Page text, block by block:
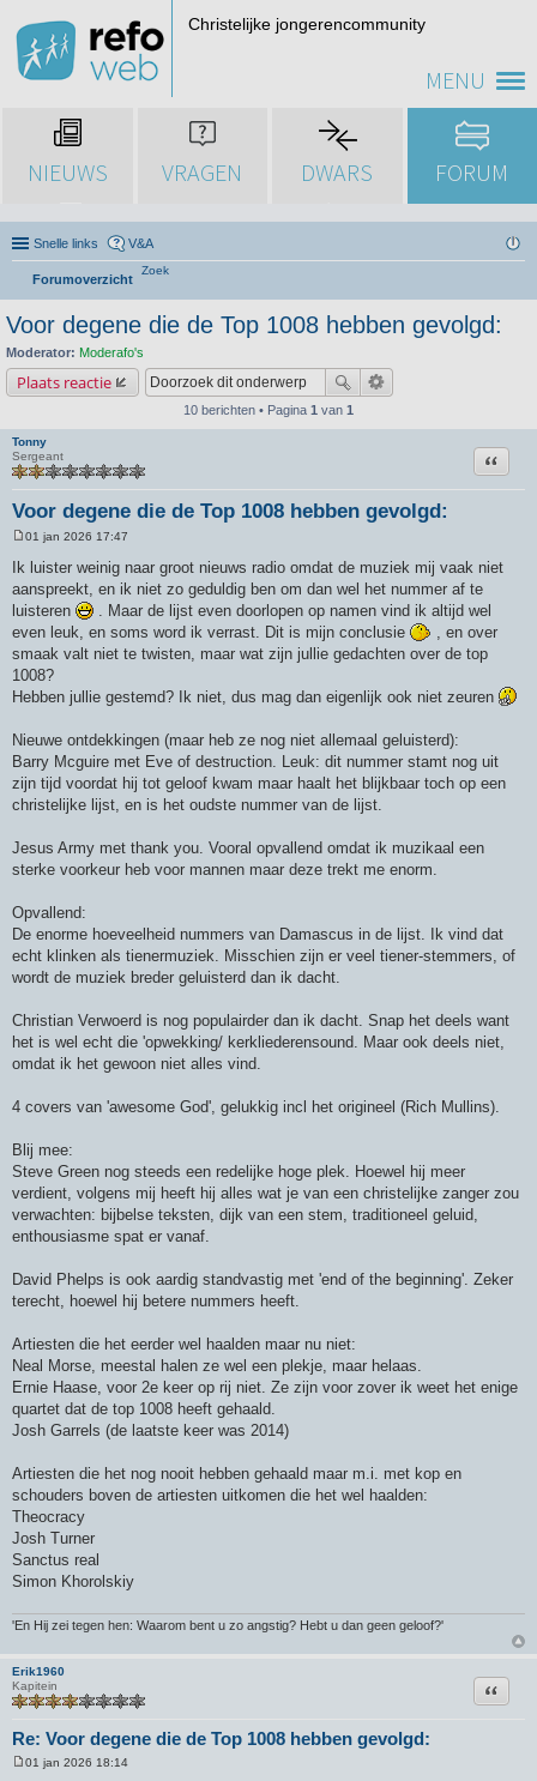
MENU
Christelijke jongerencommunity
NIEUWS VRAGEN DWARS FORUM
Snelle links V&A
Forumoverzicht
Zoek
Voor degene die de Top 1008 hebben gevolgd:
Moderator: Moderafo's
Plaats reactie
10 berichten • Pagina 1 van 1
Tonny
Sergeant
Voor degene die de Top 1008 hebben gevolgd:
Citeer
e
i
c
h
t
01 jan 2026 17:47
Ik luister weinig naar groot nieuws radio omdat de muziek mij vaak niet
aanspreekt, en ik niet zo geduldig ben om dan wel het nummer af te
luisteren
. Maar de lijst even doorlopen op namen vind ik altijd wel
even leuk, en soms word ik verrast. Dit is mijn conclusie
, en over
smaak valt niet te twisten, maar wat zijn jullie gedachten over de top
1008?
Hebben jullie gestemd? Ik niet, dus mag dan eigenlijk ook niet zeuren
Nieuwe ontdekkingen (maar heb ze nog niet allemaal geluisterd):
Barry Mcguire met Eve of destruction. Leuk: dit nummer stamt nog uit
zijn tijd voordat hij tot geloof kwam maar haalt het blijkbaar toch op een
christelijke lijst, en is het oudste nummer van de lijst.
Jesus Army met thank you. Vooral opvallend omdat ik muzikaal een
sterke voorkeur heb voor mannen maar deze trekt me enorm.
Opvallend:
De enorme hoeveelheid nummers van Damascus in de lijst. Ik vind dat
echt klinken als tienermuziek. Misschien zijn er veel tiener-stemmers, of
wordt de muziek breder geluisterd dan ik dacht.
Christian Verwoerd is nog populairder dan ik dacht. Snap het deels want
het is wel echt die 'opwekking/ kerkliederensound. Maar ook deels niet,
omdat ik het gewoon niet alles vind.
4 covers van 'awesome God', gelukkig incl het origineel (Rich Mullins).
Blij mee:
Steve Green nog steeds een redelijke hoge plek. Hoewel hij meer
verdient, volgens mij heeft hij alles wat je van een christelijke zanger zou
verwachten: bijbelse teksten, dijk van een stem, traditioneel geluid,
enthousiasme spat er vanaf.
David Phelps is ook aardig standvastig met 'end of the beginning'. Zeker
terecht, hoewel hij betere nummers heeft.
Artiesten die het eerder wel haalden maar nu niet:
Neal Morse, meestal halen ze wel een plekje, maar helaas.
Ernie Haase, voor 2e keer op rij niet. Ze zijn voor zover ik weet het enige
quartet dat de top 1008 heeft gehaald.
Josh Garrels (de laatste keer was 2014)
Artiesten die het nog nooit hebben gehaald maar m.i. met kop en
schouders boven de artiesten uitkomen die het wel haalden:
Theocracy
Josh Turner
Sanctus real
Simon Khorolskiy
'En Hij zei tegen hen: Waarom bent u zo angstig? Hebt u dan geen geloof?'
Erik1960
Kapitein
Re: Voor degene die de Top 1008 hebben gevolgd:
Citeer
01 jan 2026 18:14